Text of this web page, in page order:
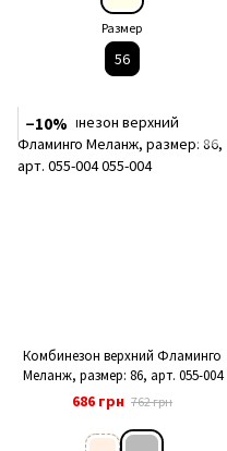
Размер
56
−10%
Комбинезон верхний Фламинго
Меланж, размер: 86, арт. 055-004
686 грн 762 грн